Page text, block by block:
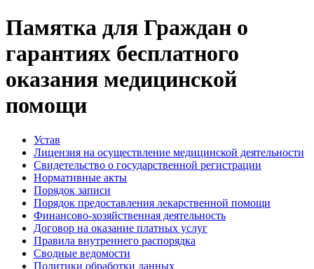
Памятка для Граждан о
гарантиях бесплатного
оказания медицинской
помощи
Устав
Лицензия на осуществление медицинской деятельности
Свидетельство о государственной регистрации
Нормативные акты
Порядок записи
Порядок предоставления лекарственной помощи
Финансово-хозяйственная деятельность
Договор на оказание платных услуг
Правила внутреннего распорядка
Сводные ведомости
Политики обработки данных